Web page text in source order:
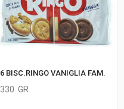
6 BISC.RINGO VANIGLIA FAM.
330 GR